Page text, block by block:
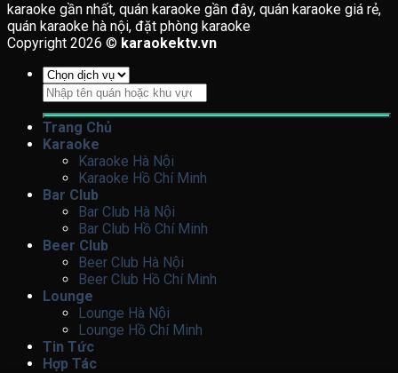
karaoke gần nhất, quán karaoke gần đây, quán karaoke giá rẻ,
quán karaoke hà nội, đặt phòng karaoke
Copyright 2026 © karaokektv.vn
Tìm
kiếm:
Trang Chủ
Karaoke
Karaoke Hà Nội
Karaoke Hồ Chí Minh
Bar Club
Bar Club Hà Nội
Bar Club Hồ Chí Minh
Beer Club
Beer Club Hà Nội
Beer Club Hồ Chí Minh
Lounge
Lounge Hà Nội
Lounge Hồ Chí Minh
Tin Tức
Hợp Tác